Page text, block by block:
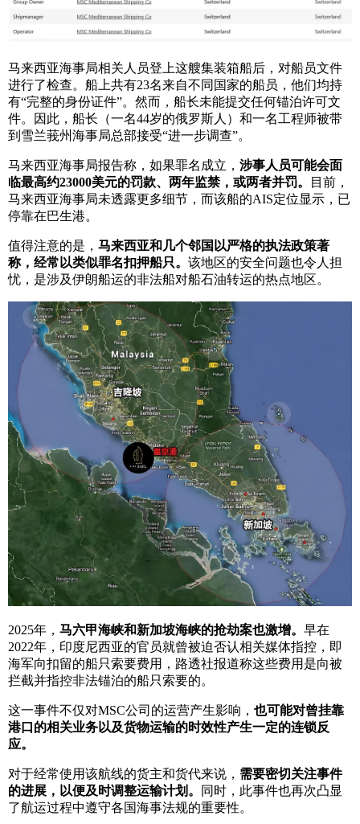
马来西亚海事局相关人员登上这艘集装箱船后，对船员文件
进行了检查。船上共有23名来自不同国家的船员，他们均持
有“完整的身份证件”。然而，船长未能提交任何锚泊许可文
件。因此，船长（一名44岁的俄罗斯人）和一名工程师被带
到雪兰莪州海事局总部接受“进一步调查”。
马来西亚海事局报告称，如果罪名成立， 涉事人员可能会面
临最高约23000美元的罚款、两年监禁，或两者并罚。
目前，
马来西亚海事局未透露更多细节，而该船的AIS定位显示，已
停靠在巴生港。
值得注意的是， 马来西亚和几个邻国以严格的执法政策著
称，经常以类似罪名扣押船只。 该地区的安全问题也令人担
忧，是涉及伊朗船运的非法船对船石油转运的热点地区。
2025年， 马六甲海峡和新加坡海峡的抢劫案也激增。 早在
2022年，印度尼西亚的官员就曾被迫否认相关媒体指控，即
海军向扣留的船只索要费用，路透社报道称这些费用是向被
拦截并指控非法锚泊的船只索要的。
这一事件不仅对MSC公司的运营产生影响， 也可能对曾挂靠
港口的相关业务以及货物运输的时效性产生一定的连锁反
应。
对于经常使用该航线的货主和货代来说， 需要密切关注事件
的进展，以便及时调整运输计划。
同时，此事件也再次凸显
了航运过程中遵守各国海事法规的重要性。